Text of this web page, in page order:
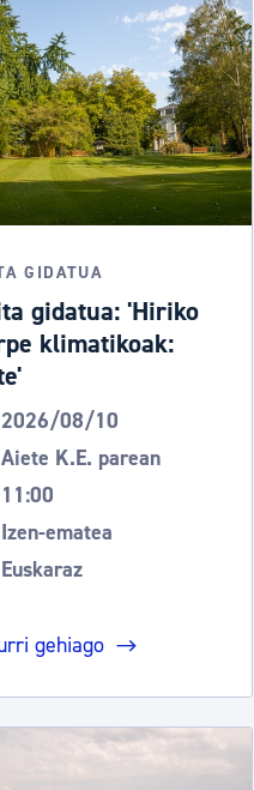
GIDATUA
gidatua: 'Hiriko
klimatikoak:
2026/08/10
Aiete K.E. parean
11:00
Izen-ematea
Euskaraz
gehiago